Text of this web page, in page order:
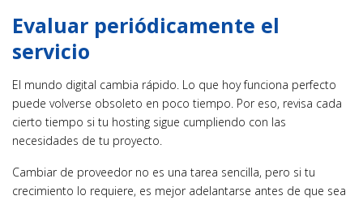
Evaluar periódicamente el
servicio
El mundo digital cambia rápido. Lo que hoy funciona perfecto
puede volverse obsoleto en poco tiempo. Por eso, revisa cada
cierto tiempo si tu hosting sigue cumpliendo con las
necesidades de tu proyecto.
Cambiar de proveedor no es una tarea sencilla, pero si tu
crecimiento lo requiere, es mejor adelantarse antes de que sea